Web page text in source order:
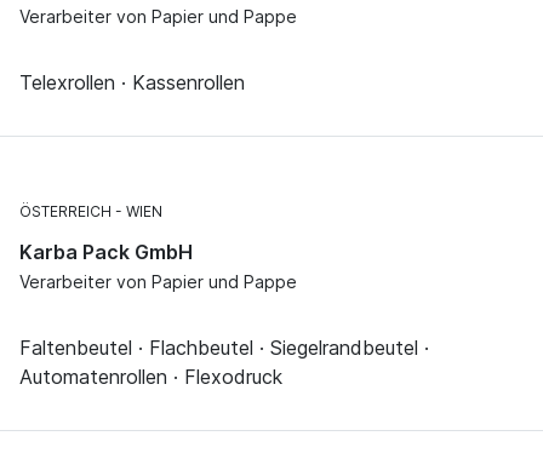
Verarbeiter von Papier und Pappe
Telexrollen · Kassenrollen
ÖSTERREICH WIEN
Karba Pack GmbH
Verarbeiter von Papier und Pappe
Faltenbeutel · Flachbeutel · Siegelrandbeutel ·
Automatenrollen · Flexodruck